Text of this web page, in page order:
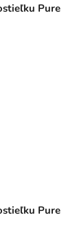
Pure
Pure